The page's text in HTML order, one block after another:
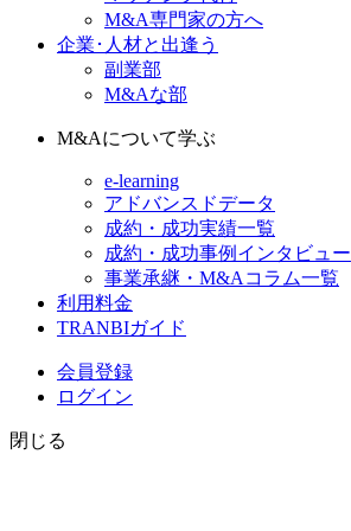
M&A専門家の方へ
企業･人材と出逢う
副業部
M&Aな部
M&Aについて学ぶ
e-learning
アドバンスドデータ
成約・成功実績一覧
成約・成功事例インタビュー
事業承継・M&Aコラム一覧
利用料金
TRANBIガイド
会員登録
ログイン
閉じる